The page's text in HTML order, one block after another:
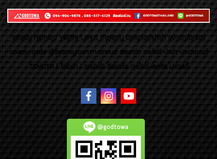
ของเเต่ง Alphard Vellfire Lexus Majesty ของเเต่งรถนำเข้า อุปกรณ์ตกแต่ง
ของแต่ง ชุดล้อ ผู้เชี่ยวชาญเฉพาะทางรถยนต์ อัลพาร์ด เวลไฟร์ นำเข้า ประดับยนต์
TOYOTA ( โตโยต้า ) รถนำเข้า อัลพาร์ด เวลไฟร์ เลกซัส มาเจสตี้
@godtowa